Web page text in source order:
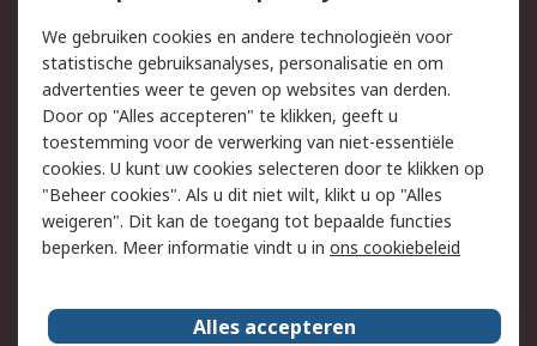
Track & Trace
Wettelijk
Cookiebeleid
Email veiligheid
Privacybeleid
Websitevoorwaarden
Algemene
verkoopvoorwaarden
Over RS
We gebruiken cookies en andere technologieën voor
statistische gebruiksanalyses, personalisatie en om
advertenties weer te geven op websites van derden.
Door op "Alles accepteren" te klikken, geeft u
toestemming voor de verwerking van niet-essentiële
cookies. U kunt uw cookies selecteren door te klikken op
"Beheer cookies". Als u dit niet wilt, klikt u op "Alles
weigeren". Dit kan de toegang tot bepaalde functies
beperken. Meer informatie vindt u in ons cookiebeleid
Alles accepteren